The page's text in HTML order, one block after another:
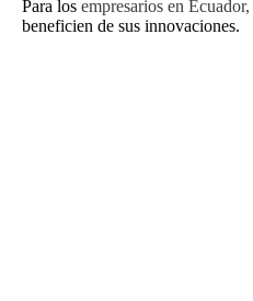
Para los empresarios en Ecuador,
beneficien de sus innovaciones.